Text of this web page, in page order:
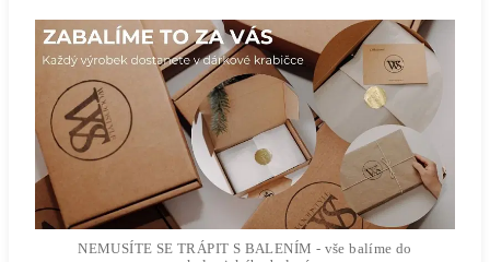
NEMUSÍTE SE TRÁPIT S BALENÍM - vše balíme do